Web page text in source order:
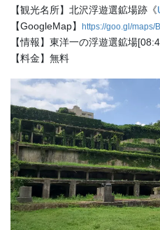
【観光名所】北沢浮遊選鉱場跡《
【GoogleMap】
https://goo.gl/maps/
【情報】東洋一の浮遊選鉱場
【料金】無料